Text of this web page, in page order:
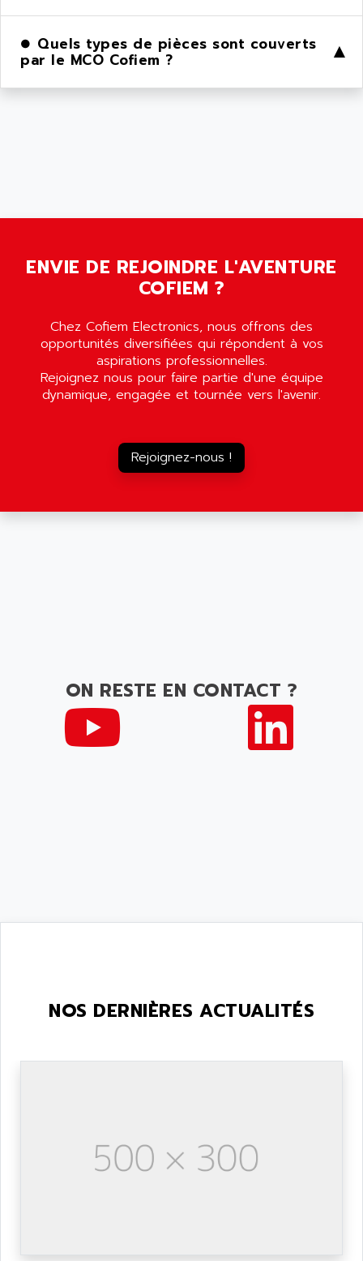
Quels types de pièces sont couverts
par le MCO Cofiem ? ▶
ENVIE DE REJOINDRE L'AVENTURE
COFIEM ?
Chez Cofiem Electronics, nous offrons des
opportunités diversifiées qui répondent à vos
aspirations professionnelles.
Rejoignez nous pour faire partie d'une équipe
dynamique, engagée et tournée vers l'avenir.
Rejoignez-nous !
ON RESTE EN CONTACT ?
NOS DERNIÈRES ACTUALITÉS